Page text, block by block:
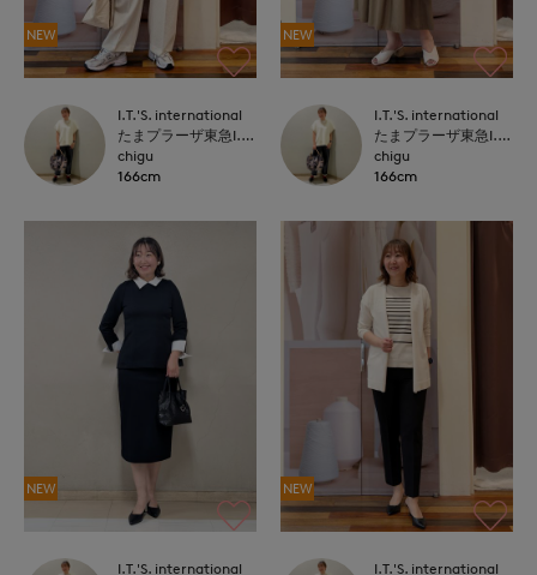
NEW
I.T.'S. international
たまプラーザ東急I.T.'S.international
chigu
166cm
NEW
I.T.'S. international
たまプラーザ東急I.T.'S.international
chigu
166cm
NEW
I.T.'S. international
NEW
I.T.'S. international